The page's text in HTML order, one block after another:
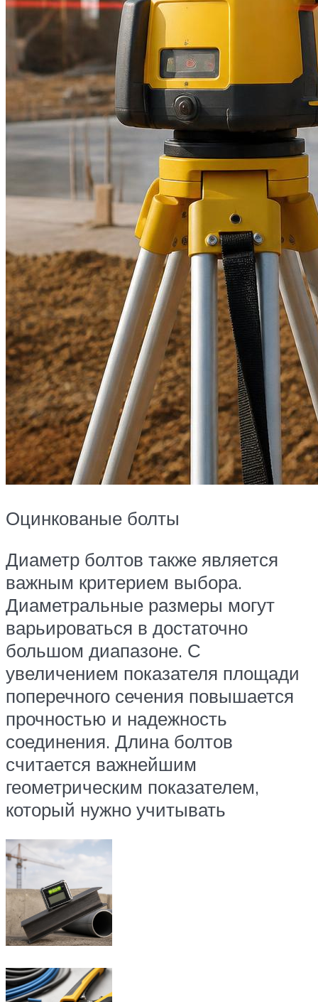
Оцинкованые болты
Диаметр болтов также является
важным критерием выбора.
Диаметральные размеры могут
варьироваться в достаточно
большом диапазоне. С
увеличением показателя площади
поперечного сечения повышается
прочностью и надежность
соединения. Длина болтов
считается важнейшим
геометрическим показателем,
который нужно учитывать